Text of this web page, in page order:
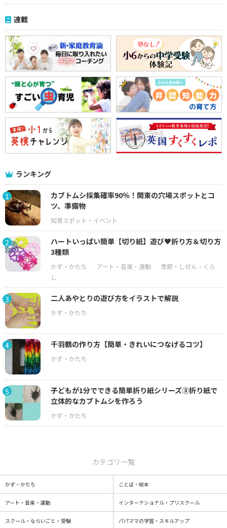
連載
ランキング
1
カブトムシ採集確率90％！関東の穴場スポットとコ
ツ、準備物
2
ハートいっぱい簡単【切り紙】遊び♥折り方＆切り方
3種類
3 二人あやとりの遊び方をイラストで解説
4 千羽鶴の作り方【簡単・きれいにつなげるコツ】
5
子どもが1分でできる簡単折り紙シリーズ③折り紙で
立体的なカブトムシを作ろう
カテゴリ一覧
かず・かたち ことば・絵本
アート・音楽・運動 インターナショナル・プリスクール
スクール・ならいごと・受験 パパママの学習・スキルアップ